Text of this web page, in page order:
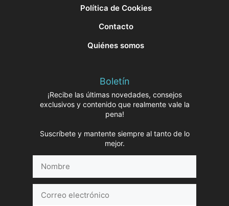
Política de Cookies
Contacto
Quiénes somos
Boletín
¡Recibe las últimas novedades, consejos
exclusivos y contenido que realmente vale la
pena!
Suscríbete y mantente siempre al tanto de lo
mejor.
electrónico